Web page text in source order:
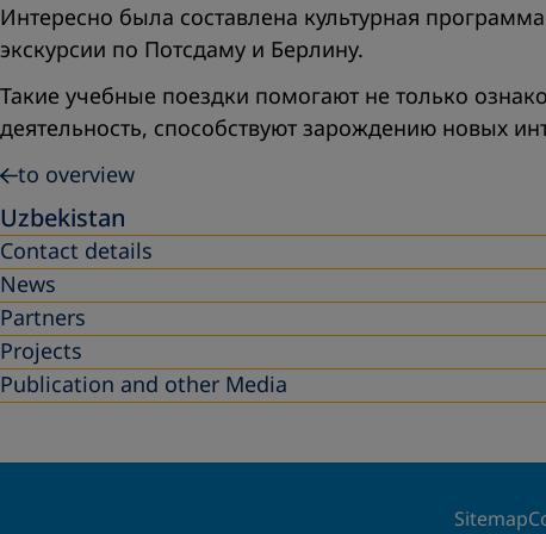
Интересно была составлена культурная
экскурсии по Потсдаму и Берлину.
Такие учебные поездки помогают не только
деятельность, способствуют зарождению новых
to overview
Uzbekistan
Contact details
News
Partners
Projects
Publication and other Media
Sitemap